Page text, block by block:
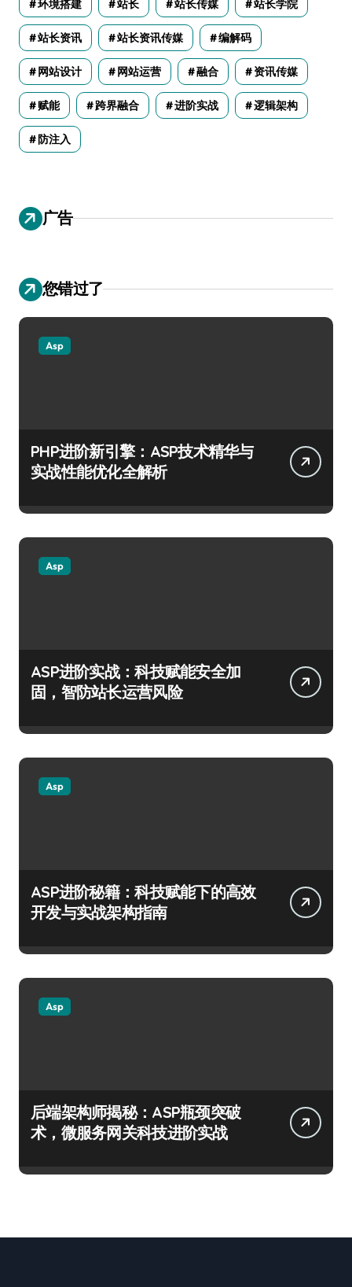
环境搭建 站长 站长传媒 站长学院
站长资讯 站长资讯传媒 编解码
网站设计 网站运营 融合 资讯传媒
赋能 跨界融合 进阶实战 逻辑架构
防注入
广告
您错过了
Asp
PHP进阶新引擎：ASP技术精华与
实战性能优化全解析
Asp
ASP进阶实战：科技赋能安全加
固，智防站长运营风险
Asp
ASP进阶秘籍：科技赋能下的高效
开发与实战架构指南
Asp
后端架构师揭秘：ASP瓶颈突破
术，微服务网关科技进阶实战